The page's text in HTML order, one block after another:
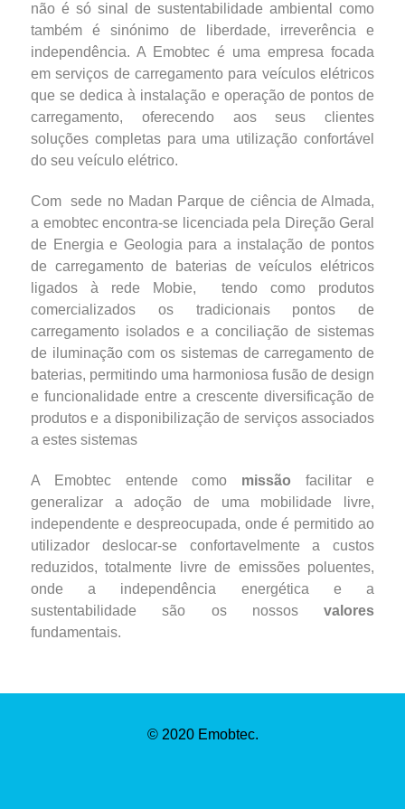
não é só sinal de sustentabilidade ambiental como
também é sinónimo de liberdade, irreverência e
independência. A Emobtec é uma empresa focada
em serviços de carregamento para veículos elétricos
que se dedica à instalação e operação de pontos de
carregamento, oferecendo aos seus clientes
soluções completas para uma utilização confortável
do seu veículo elétrico.
Com sede no Madan Parque de ciência de Almada,
a emobtec encontra-se licenciada pela Direção Geral
de Energia e Geologia para a instalação de pontos
de carregamento de baterias de veículos elétricos
ligados à rede Mobie, tendo como produtos
comercializados os tradicionais pontos de
carregamento isolados e a conciliação de sistemas
de iluminação com os sistemas de carregamento de
baterias, permitindo uma harmoniosa fusão de design
e funcionalidade entre a crescente diversificação de
produtos e a disponibilização de serviços associados
a estes sistemas
A Emobtec entende como missão facilitar e
generalizar a adoção de uma mobilidade livre,
independente e despreocupada, onde é permitido ao
utilizador deslocar-se confortavelmente a custos
reduzidos, totalmente livre de emissões poluentes,
onde a independência energética e a
sustentabilidade são os nossos valores
fundamentais.
© 2020 Emobtec.